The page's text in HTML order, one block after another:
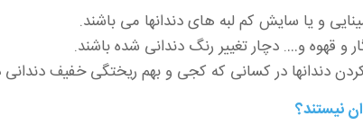
و یا سایش کم لبه های دندانها می باشند.
و قهوه و…. دچار تغییر رنگ دندانی شده باشند.
دندانها در کسانی که کجی و بهم ریختگی خفیف دندانی
نیستند؟